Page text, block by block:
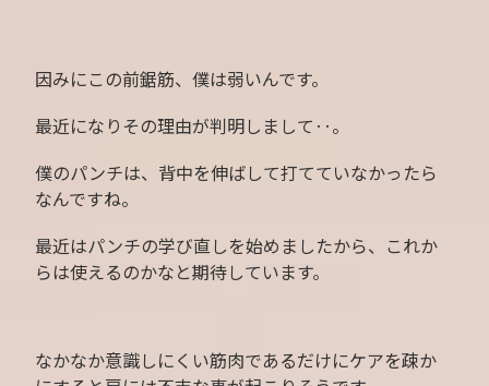
因みにこの前鋸筋、僕は弱いんです。
最近になりその理由が判明しまして‥。
僕のパンチは、背中を伸ばして打てていなかったら
なんですね。
最近はパンチの学び直しを始めましたから、これか
らは使えるのかなと期待しています。
なかなか意識しにくい筋肉であるだけにケアを疎か